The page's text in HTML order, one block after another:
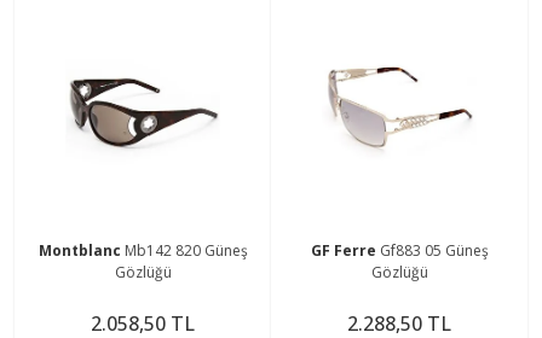
Montblanc Mb142 820 Güneş
Gözlüğü
2.058,50 TL
GF Ferre Gf883 05 Güneş
Gözlüğü
2.288,50 TL